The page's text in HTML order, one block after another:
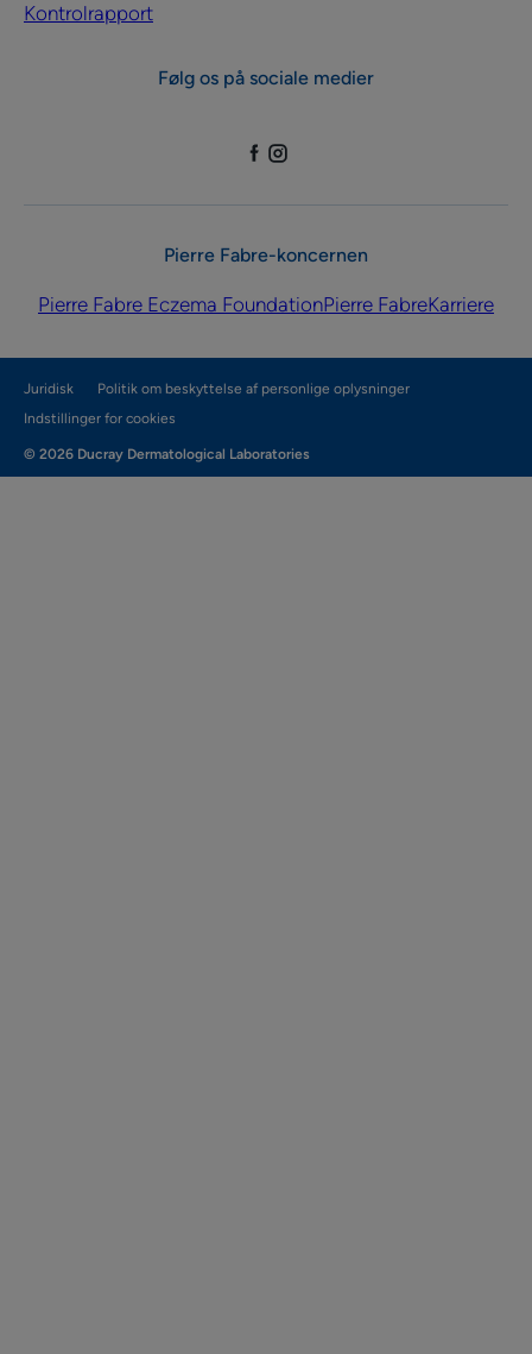
Kontrolrapport
Følg os på sociale medier
Pierre Fabre-koncernen
Pierre Fabre Eczema FoundationPierre FabreKarriere
Juridisk
Politik om beskyttelse af personlige oplysninger
Indstillinger for cookies
© 2026 Ducray Dermatological Laboratories